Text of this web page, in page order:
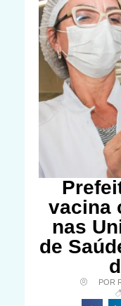
vacina
nas
de
POR